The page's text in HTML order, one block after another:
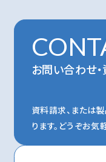
お問い合わせ
資料請求、または
ります。 どうぞお気